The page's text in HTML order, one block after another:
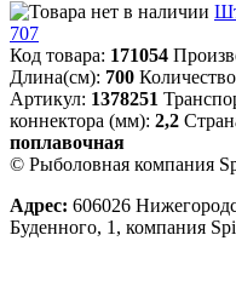
707
Код товара: 171054
Длина(см): 700
Артикул: 1378251
коннектора (мм): 2,2
поплавочная
© Рыболовная компания
Адрес: 606026
Буденного, 1, компания